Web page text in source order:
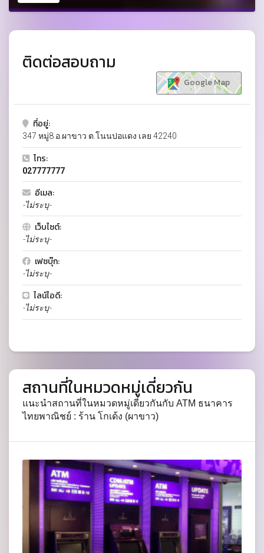
ติดต่อสอบถาม
Google Map
ที่อยู่:
347 หมู่8 อ.ผาขาว ต.โนนปอแดง เลย 42240
โทร:
027777777
อีเมล:
-ไม่ระบุ-
เว็บไซต์:
-ไม่ระบุ-
เฟซบุ๊ก:
-ไม่ระบุ-
ไลน์ไอดี:
-ไม่ระบุ-
สถานที่ในหมวดหมู่เดี่ยวกัน
แนะนำสถานที่ในหมวดหมู่เดี่ยวกันกับ ATM ธนาคาร
ไทยพาณิชย์ : ร้าน โกเด้ง (ผาขาว)